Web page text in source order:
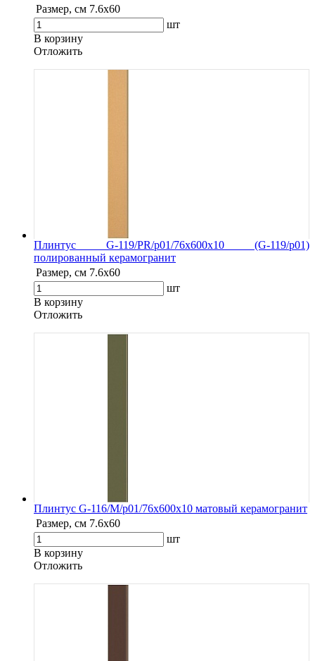
Размер, см 7.6х60
шт
В корзину
Oтложить
Плинтус G-119/PR/p01/76x600x10 (G-119/p01)
полированный керамогранит
Размер, см 7.6х60
шт
В корзину
Oтложить
Плинтус G-116/М/p01/76x600x10 матовый керамогранит
Размер, см 7.6х60
шт
В корзину
Oтложить